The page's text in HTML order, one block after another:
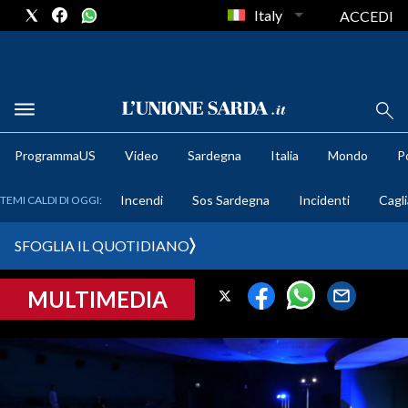
METEO
CRONACA SARDEGNA
PROVINCIA DI CAGLIARI
SULCIS IGLESIENTE
Italy ACCEDI
ProgrammaUS Video Sardegna Italia Mondo
TEMI CALDI DI OGGI: Incendi Sos Sardegna Incidenti
SFOGLIA IL QUOTIDIANO
MULTIMEDIA